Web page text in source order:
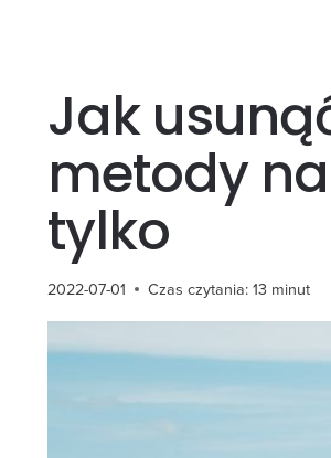
Jak
metody
tylko
2022-07-01 Czas czytania:13 minut